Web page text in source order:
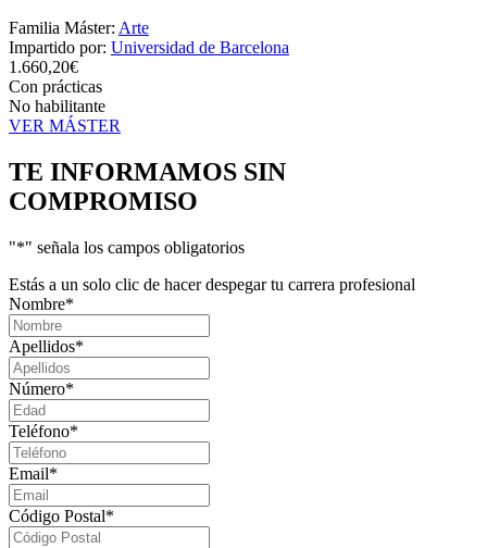
Familia Máster: Arte
Impartido por: Universidad de Barcelona
1.660,20€
Con prácticas
No habilitante
VER MÁSTER
TE INFORMAMOS SIN
COMPROMISO
"*" señala los campos obligatorios
Estás a un solo clic de hacer despegar tu carrera profesional
Nombre*
Apellidos*
Número*
Teléfono*
Email*
Código Postal*